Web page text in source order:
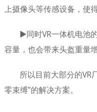
上摄像头等传感设备，使
▶同时VR一体机电池
容量，也会带来头盔重量
所以目前大部分的VR
零束缚”的解决方案。